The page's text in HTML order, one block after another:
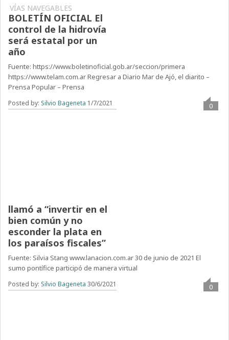
VÍAS NAVEGABLES
01/07/2021 08:23 –
BOLETÍN OFICIAL El
control de la hidrovía
será estatal por un
año
Fuente: https://www.boletinoficial.gob.ar/seccion/primera
https://www.telam.com.ar Regresar a Diario Mar de Ajó, el diarito –
Prensa Popular – Prensa
Posted by: Silvio Bageneta 1/7/2021 0
llamó a “invertir en el
bien común y no
esconder la plata en
los paraísos fiscales”
Fuente: Silvia Stang www.lanacion.com.ar 30 de junio de 2021 El
sumo pontífice participó de manera virtual
Posted by: Silvio Bageneta 30/6/2021 0